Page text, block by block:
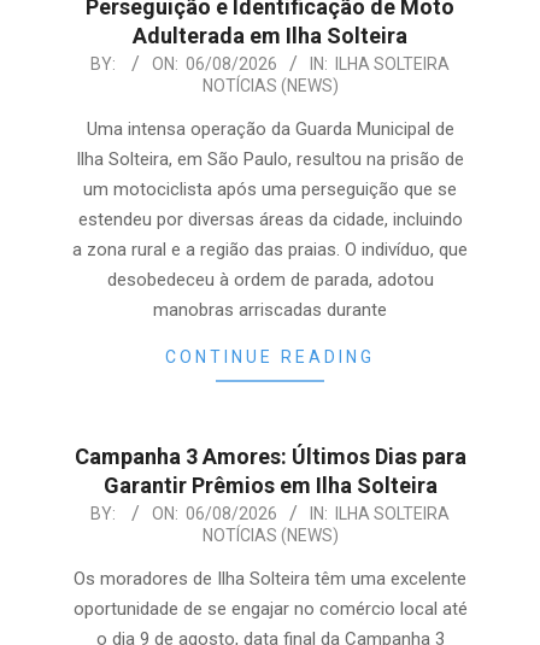
Perseguição e Identificação de Moto
Adulterada em Ilha Solteira
2026-
06
BY: ON: 06/08/2026 IN:
ILHA SOLTEIRA
NOTÍCIAS (NEWS)
Uma intensa operação da Guarda Municipal de
Ilha Solteira, em São Paulo, resultou na prisão de
um motociclista após uma perseguição que se
estendeu por diversas áreas da cidade, incluindo
a zona rural e a região das praias. O indivíduo, que
desobedeceu à ordem de parada, adotou
manobras arriscadas durante
CONTINUE READING
Campanha 3 Amores: Últimos Dias para
Garantir Prêmios em Ilha Solteira
2026-
06
BY: ON: 06/08/2026 IN:
ILHA SOLTEIRA
NOTÍCIAS (NEWS)
Os moradores de Ilha Solteira têm uma excelente
oportunidade de se engajar no comércio local até
o dia 9 de agosto, data final da Campanha 3